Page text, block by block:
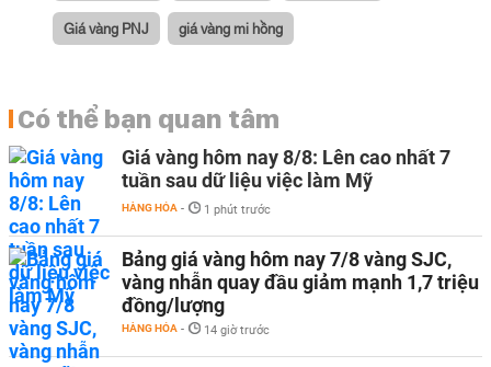
Giá vàng PNJ giá vàng mi hồng
Có thể bạn quan tâm
Giá vàng hôm nay 8/8: Lên cao nhất 7
tuần sau dữ liệu việc làm Mỹ
HÀNG HÓA - 1 phút trước
Bảng giá vàng hôm nay 7/8 vàng SJC,
vàng nhẫn quay đầu giảm mạnh 1,7 triệu
đồng/lượng
HÀNG HÓA - 14 giờ trước